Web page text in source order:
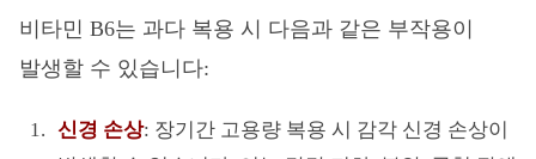
비타민 B6는 과다 복용 시 다음과 같은 부작용이
발생할 수 있습니다:
신경 손상: 장기간 고용량 복용 시 감각 신경 손상이